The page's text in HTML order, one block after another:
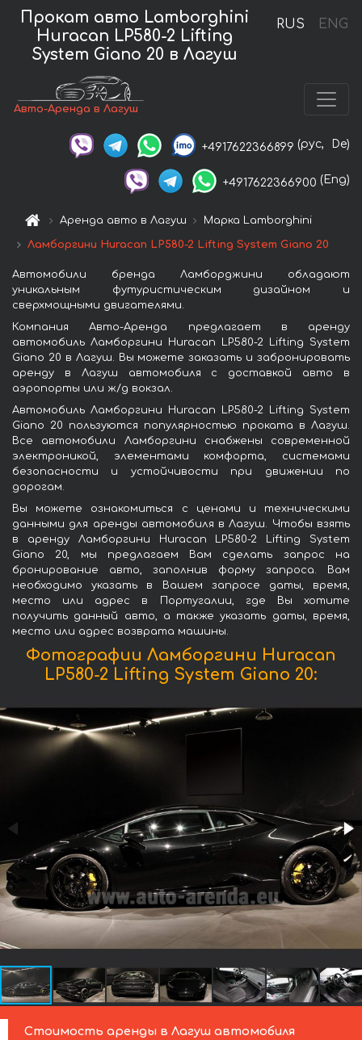
RUS ENG
Прокат авто Lamborghini
Huracan LP580-2 Lifting
System Giano 20 в Лагуш
Авто-Аренда в Лагуш
+4917622366899 (рус, De)
+4917622366900 (Eng)
Аренда авто в Лагуш Марка Lamborghini
Ламборгини Huracan LP580-2 Lifting System Giano 20
Автомобили бренда Ламборджини обладают
уникальным футуристическим дизайном и
сверхмощными двигателями.
Компания Авто-Аренда предлагает в аренду
автомобиль Ламборгини Huracan LP580-2 Lifting System
Giano 20 в Лагуш. Вы можете заказать и забронировать
аренду в Лагуш автомобиля с доставкой авто в
аэропорты или ж/д вокзал.
Автомобиль Ламборгини Huracan LP580-2 Lifting System
Giano 20 пользуются популярностью проката в Лагуш.
Все автомобили Ламборгини снабжены современной
электроникой, элементами комфорта, системами
безопасности и устойчивости при движении по
дорогам.
Вы можете ознакомиться с ценами и техническими
данными для аренды автомобиля в Лагуш. Чтобы взять
в аренду Ламборгини Huracan LP580-2 Lifting System
Giano 20, мы предлагаем Вам сделать запрос на
бронирование авто, заполнив форму запроса. Вам
необходимо указать в Вашем запросе даты, время,
место или адрес в Португалии, где Вы хотите
получить данный авто, а также указать даты, время,
место или адрес возврата машины.
Фотографии Ламборгини Huracan
LP580-2 Lifting System Giano 20:
Стоимость аренды в Лагуш автомобиля